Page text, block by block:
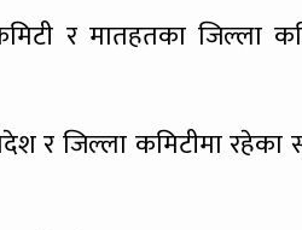
र मातहतका जिल्ला
र जिल्ला कमिटीमा रहेका